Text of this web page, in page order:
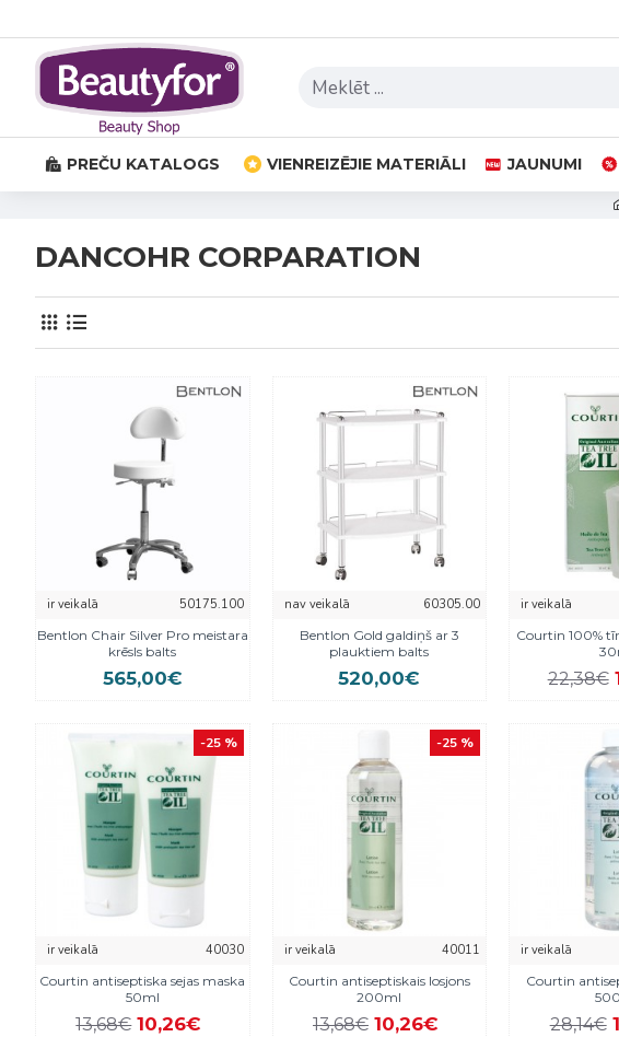
PREČU KATALOGS VIENREIZĒJIE MATERIĀLI JAUNUMI
DANCOHR CORPARATION
ir veikalā
50175.100
Bentlon Chair Silver Pro meistara
krēsls balts
565,00€
nav veikalā
60305.00
Bentlon Gold galdiņš ar 3
plauktiem balts
520,00€
ir veikalā
Courtin 100%
22,38€
-25 %
ir veikalā
40030
Courtin antiseptiska sejas maska
50ml
13,68€ 10,26€
-25 %
ir veikalā
40011
Courtin antiseptiskais losjons
200ml
13,68€ 10,26€
ir veikalā
Courtin
28,14€